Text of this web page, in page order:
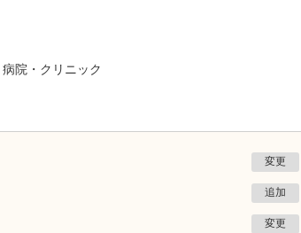
病院・クリニック
変更
追加
変更